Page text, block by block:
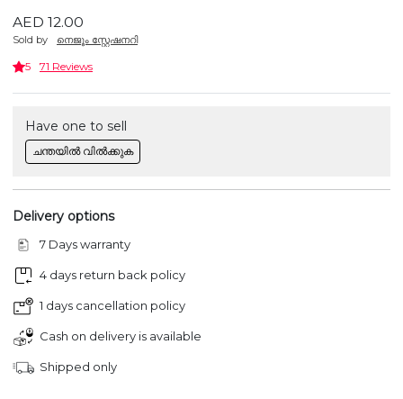
AED 12.00
Sold by നെജൂം സ്റ്റേഷനറി
5 71 Reviews
Have one to sell
ചന്തയിൽ വിൽക്കുക
Delivery options
7 Days warranty
4 days return back policy
1 days cancellation policy
Cash on delivery is available
Shipped only